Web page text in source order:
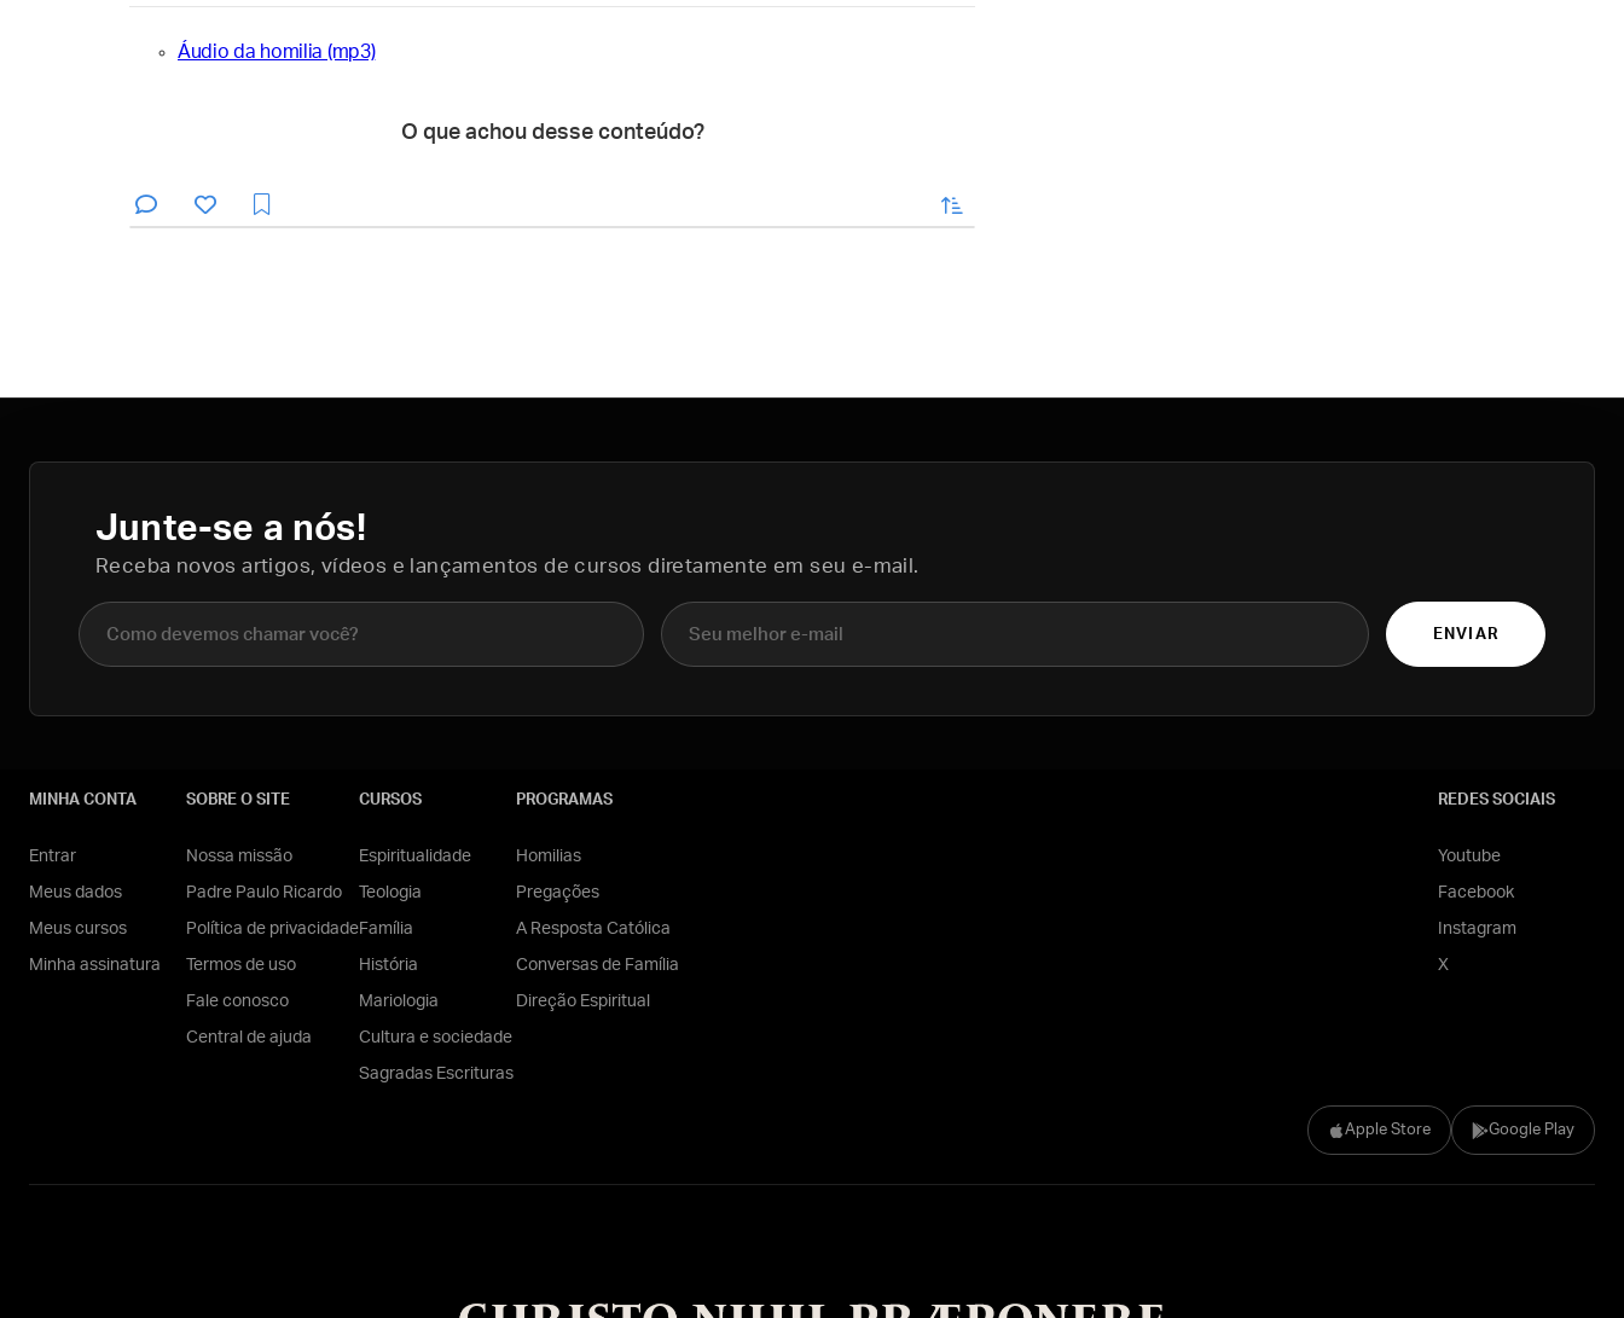
Áudio da homilia (mp3)
O que achou desse conteúdo?
enviar
Junte-se a nós!
Receba novos artigos, vídeos e lançamentos de cursos diretamente em seu e-mail.
Nome completo E-mail
ENVIAR
Apple Store Google Play
MINHA CONTA
Entrar
Meus dados
Meus cursos
Minha assinatura
SOBRE O SITE
Nossa missão
Padre Paulo Ricardo
Política de privacidade
Termos de uso
Fale conosco
Central de ajuda
CURSOS
Espiritualidade
Teologia
Família
História
Mariologia
Cultura e sociedade
Sagradas Escrituras
PROGRAMAS
Homilias
Pregações
A Resposta Católica
Conversas de Família
Direção Espiritual
REDES SOCIAIS
Youtube
Facebook
Instagram
X